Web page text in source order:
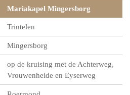
Mariakapel Mingersborg
Trintelen
Mingersborg
op de kruising met de Achterweg,
Vrouwenheide en Eyserweg